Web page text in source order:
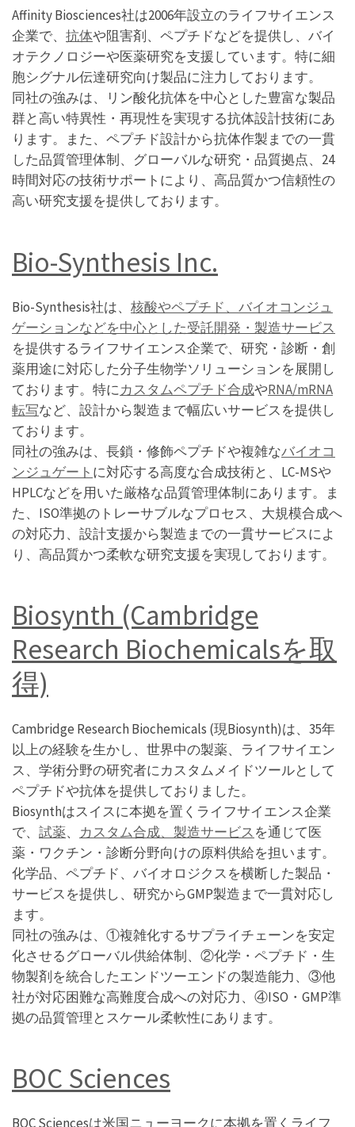
Affinity Biosciences社は2006年設立のライフサイエンス
企業で、 抗体や阻害剤、ペプチドなどを提供し、バイ
オテクノロジーや医薬研究を支援しています。特に細
胞シグナル伝達研究向け製品に注力しております。
同社の強みは、リン酸化抗体を中心とした豊富な製品
群と高い特異性・再現性を実現する抗体設計技術にあ
ります。また、ペプチド設計から抗体作製までの一貫
した品質管理体制、グローバルな研究・品質拠点、24
時間対応の技術サポートにより、高品質かつ信頼性の
高い研究支援を提供しております。
Bio-Synthesis Inc.
Bio-Synthesis社は、 核酸やペプチド、バイオコンジュ
ゲーションなどを中心とした受託開発・製造サービス
を提供するライフサイエンス企業で、研究・診断・創
薬用途に対応した分子生物学ソリューションを展開し
ております。特にカスタムペプチド合成やRNA/mRNA
転写など、設計から製造まで幅広いサービスを提供し
ております。
同社の強みは、長鎖・修飾ペプチドや複雑なバイオコ
ンジュゲート に対応する高度な合成技術と、LC-MSや
HPLCなどを用いた厳格な品質管理体制にあります。ま
た、ISO準拠のトレーサブルなプロセス、大規模合成へ
の対応力、設計支援から製造までの一貫サービスによ
り、高品質かつ柔軟な研究支援を実現しております。
Biosynth (Cambridge
Research Biochemicalsを取
得)
Cambridge Research Biochemicals (現Biosynth)は、35年
以上の経験を生かし、世界中の製薬、ライフサイエン
ス、学術分野の研究者にカスタムメイドツールとして
ペプチドや抗体を提供しておりました。
Biosynthはスイスに本拠を置くライフサイエンス企業
で、 試薬、 カスタム合成、製造サービスを通じて医
薬・ワクチン・診断分野向けの原料供給を担います。
化学品、ペプチド、バイオロジクスを横断した製品・
サービスを提供し、研究からGMP製造まで一貫対応し
ます。
同社の強みは、①複雑化するサプライチェーンを安定
化させるグローバル供給体制、②化学・ペプチド・生
物製剤を統合したエンドツーエンドの製造能力、③他
社が対応困難な高難度合成への対応力、④ISO・GMP準
拠の品質管理とスケール柔軟性にあります。
BOC Sciences
BOC Sciencesは米国ニューヨークに本拠を置くライフ